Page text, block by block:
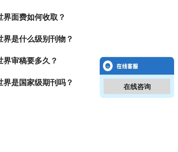
界面费如何收取？
界是什么级别刊物？
界审稿要多久？
界是国家级期刊吗？ 在线咨询